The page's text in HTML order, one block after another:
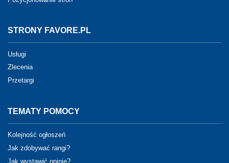
STRONY FAVORE.PL
Usługi
Zlecenia
Przetargi
TEMATY POMOCY
Kolejność ogłoszeń
Jak zdobywać rangi?
Jak wystawić opinię?